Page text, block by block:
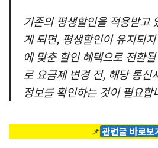
기존의 평생할인을 적용받고
게 되면, 평생할인이 유지되
에 맞춘 할인 혜택으로 전환
로 요금제 변경 전, 해당 통신
정보를 확인하는 것이 필요합
📌 관련글 바로보